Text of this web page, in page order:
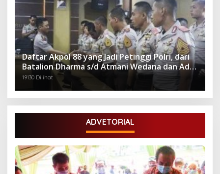
Daftar Akpol 88 yang Jadi Petinggi Polri, dari
Batalion Dharma s/d Atmani Wedana dan Adhi
Pradana
19130 Dilihat
ADVETORIAL